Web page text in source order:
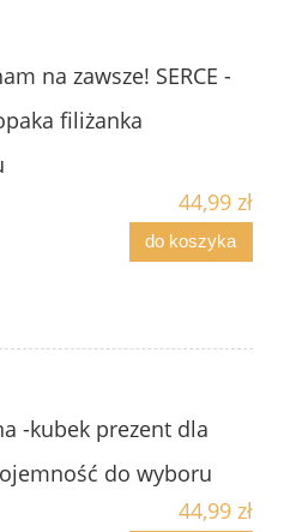
na zawsze! SERCE -
filiżanka
44,99 zł
do koszyka
-kubek prezent dla
do wyboru
44,99 zł